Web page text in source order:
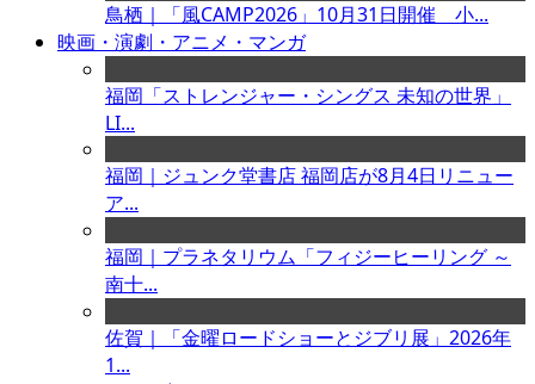
鳥栖｜「風CAMP2026」10月31日開催 小...
映画・演劇・アニメ・マンガ
福岡「ストレンジャー・シングス 未知の世界」
LI...
福岡｜ジュンク堂書店 福岡店が8月4日リニュー
ア...
福岡｜プラネタリウム「フィジーヒーリング ～
南十...
佐賀｜「金曜ロードショーとジブリ展」2026年
1...